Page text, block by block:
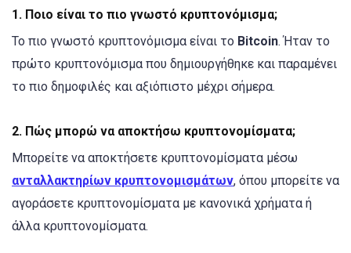
1. Ποιο είναι το πιο γνωστό κρυπτονόμισμα;
Το πιο γνωστό κρυπτονόμισμα είναι το Bitcoin. Ήταν το
πρώτο κρυπτονόμισμα που δημιουργήθηκε και παραμένει
το πιο δημοφιλές και αξιόπιστο μέχρι σήμερα.
2. Πώς μπορώ να αποκτήσω κρυπτονομίσματα;
Μπορείτε να αποκτήσετε κρυπτονομίσματα μέσω
ανταλλακτηρίων κρυπτονομισμάτων, όπου μπορείτε να
αγοράσετε κρυπτονομίσματα με κανονικά χρήματα ή
άλλα κρυπτονομίσματα.